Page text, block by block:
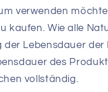
verwenden
kaufen. Wie alle
Lebensdauer der
des
vollständig.